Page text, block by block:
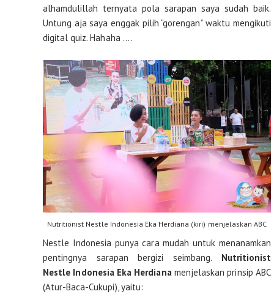
alhamdulillah ternyata pola sarapan saya sudah baik.
Untung aja saya enggak pilih “gorengan” waktu mengikuti
digital quiz. Hahaha ….
Nutritionist Nestle Indonesia Eka Herdiana (kiri) menjelaskan ABC
Nestle Indonesia punya cara mudah untuk menanamkan
pentingnya sarapan bergizi seimbang. Nutritionist
Nestle Indonesia Eka Herdianamenjelaskan prinsip ABC
(Atur-Baca-Cukupi), yaitu: